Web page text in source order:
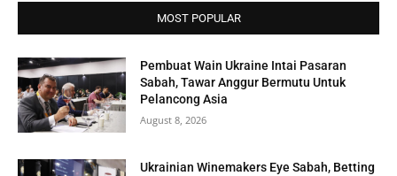
MOST POPULAR
Pembuat Wain Ukraine Intai Pasaran
Sabah, Tawar Anggur Bermutu Untuk
Pelancong Asia
August 8, 2026
Ukrainian Winemakers Eye Sabah, Betting